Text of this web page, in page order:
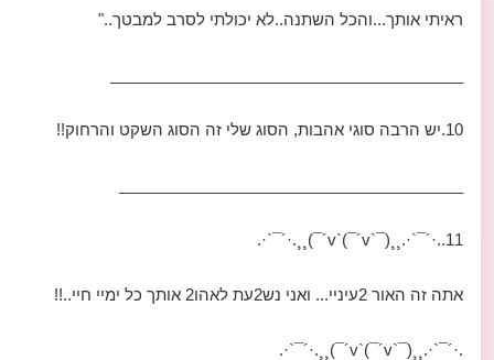
ראיתי אותך...והכל השתנה..לא יכולתי לסרב למבטך.."
10.יש הרבה סוגי אהבות, הסוג שלי זה הסוג השקט והרחוק!!
11..·´¯`·.¸¸(¯`v´¯)`v´¯)¸¸.·´¯`·.
אתה זה האור 2עיניי... ואני נש2עת לאהו2 אותך כל ימיי חיי..!!
.·´¯`·.¸¸(¯`v´¯)`v´¯)¸¸.·´¯`·.